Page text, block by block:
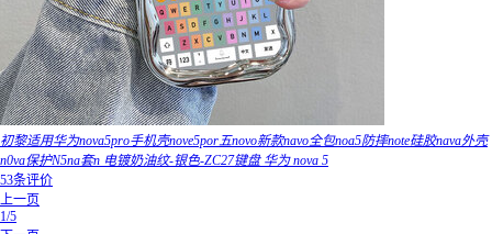
初黎适用华为nova5pro手机壳nove5por五novo新款navo全包noa5防摔note硅胶nava外壳
n0va保护N5na套n 电镀奶油纹-银色-ZC27键盘 华为 nova 5
53条评价
上一页
1/5